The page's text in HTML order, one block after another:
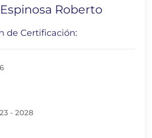
Roberto
de Certificación:
- 2028